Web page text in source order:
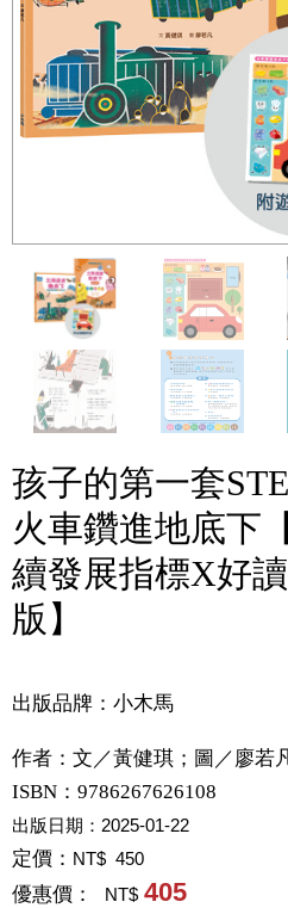
孩子的第一套
火車鑽進地底下
續發展指標X好
版】
出版品牌：小木馬
作者： 文／黃健琪；圖／廖若
ISBN：9786267626108
出版日期： 2025-01-22
定價： NT$ 450
優惠價： NT$ 405